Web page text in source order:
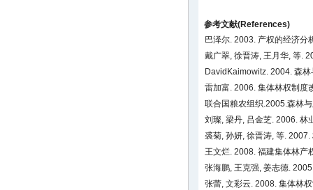
参考文献(References)
巴泽尔. 2003. 产权的经济分
戴广翠, 徐晋涛, 王月华, 等.
DavidKaimowitz. 2004. 森
雷加富. 2006. 集体林权制度
联合国粮农组织.2005.森林
刘璨, 梁丹, 吕金芝. 2006.
裘菊, 孙妍, 徐晋涛, 等.
王文烂. 2008. 福建集体林
张海鹏, 王克强, 姜志德.
张蕾, 文彩云. 2008. 集体林